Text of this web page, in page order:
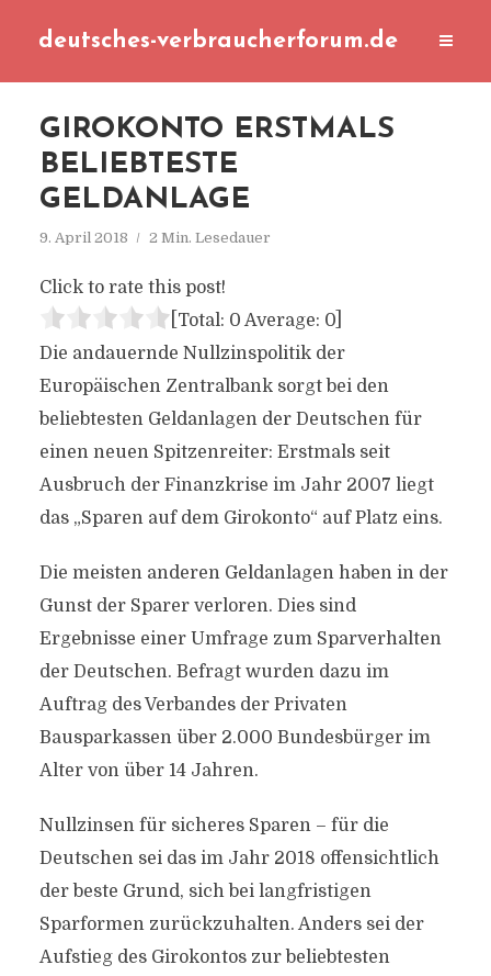
deutsches-verbraucherforum.de
GIROKONTO ERSTMALS
BELIEBTESTE
GELDANLAGE
9. April 2018 2 Min. Lesedauer
Click to rate this post!
[Total: 0 Average: 0]
Die andauernde Nullzinspolitik der
Europäischen Zentralbank sorgt bei den
beliebtesten Geldanlagen der Deutschen für
einen neuen Spitzenreiter: Erstmals seit
Ausbruch der Finanzkrise im Jahr 2007 liegt
das „Sparen auf dem Girokonto“ auf Platz eins.
Die meisten anderen Geldanlagen haben in der
Gunst der Sparer verloren. Dies sind
Ergebnisse einer Umfrage zum Sparverhalten
der Deutschen. Befragt wurden dazu im
Auftrag des Verbandes der Privaten
Bausparkassen über 2.000 Bundesbürger im
Alter von über 14 Jahren.
Nullzinsen für sicheres Sparen – für die
Deutschen sei das im Jahr 2018 offensichtlich
der beste Grund, sich bei langfristigen
Sparformen zurückzuhalten. Anders sei der
Aufstieg des Girokontos zur beliebtesten